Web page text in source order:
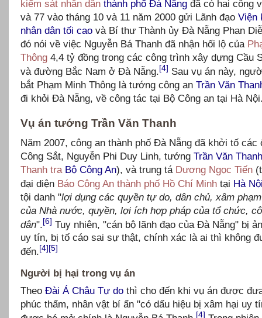
kiểm sát nhân dân thành phố Đà Nẵng đã có hai công
và 77 vào tháng 10 và 11 năm 2000 gửi Lãnh đạo Viện
nhân dân tối cao và Bí thư Thành ủy Đà Nẵng Phan
đó nói về việc Nguyễn Bá Thanh đã nhận hối lộ của
Thông 4,4 tỷ đồng trong các công trình xây dựng Cầu
và đường Bắc Nam ở Đà Nẵng.[4] Sau vụ án này,
bắt Phạm Minh Thông là tướng công an Trần Văn
đi khỏi Đà Nẵng, về công tác tại Bộ Công an tại Hà
Vụ án tướng Trần Văn Thanh
Năm 2007, công an thành phố Đà Nẵng đã khởi tố các
Công Sắt, Nguyễn Phi Duy Linh, tướng Trần Văn Thanh
Thanh tra Bộ Công An), và trung tá Dương Ngọc Tiến
đại diện Báo Công An thành phố Hồ Chí Minh tại Hà
tội danh "lợi dụng các quyền tự do, dân chủ, xâm
của Nhà nước, quyền, lợi ích hợp pháp của tổ chức,
dân".[6] Tuy nhiên, "cán bộ lãnh đạo của Đà Nẵng" bị
uy tín, bị tố cáo sai sự thật, chính xác là ai thì không
đến.[4][5]
Người bị hại trong vụ án
Theo Đài Á Châu Tự do thì cho đến khi vụ án được
phúc thẩm, nhân vật bí ẩn "có dấu hiệu bị xâm hại uy
[4]